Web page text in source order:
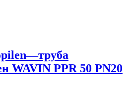
WAVIN PPR 50 PN20